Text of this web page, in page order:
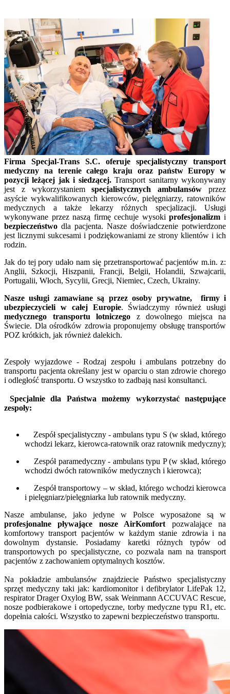
Firma Specjal-Trans S.C. oferuje specjalistyczny transport
medyczny na terenie całego kraju oraz państw Europy w
pozycji leżącej jak i siedzącej.Transport sanitarny wykonywany
jest z wykorzystaniemspecjalistycznych ambulansów przez
asyście wykwalifikowanych kierowców, pielęgniarzy, ratowników
medycznych a także lekarzy różnych specjalizacji. Usługi
wykonywane przez naszą firmę cechuje wysoki profesjonalizm i
bezpieczeństwo dla pacjenta. Nasze doświadczenie potwierdzone
jest licznymi sukcesami i podziękowaniami ze strony klientów i ich
rodzin.
Jak do tej pory udało nam się przetransportować pacjentów m.in. z:
Anglii, Szkocji, Hiszpanii, Francji, Belgii, Holandii, Szwajcarii,
Portugalii, Włoch, Sycylii, Grecji, Niemiec, Czech, Ukrainy.
Nasze usługi zamawiane są przez osoby prywatne, firmy i
ubezpieczycieli w całej Europie. Świadczymy również usługi
medycznego
transportu lotniczego z dowolnego miejsca na
Świecie. Dla ośrodków zdrowia proponujemy obsługę transportów
POZ krótkich, jak również dalekich.
Zespoły wyjazdowe - Rodzaj zespołu i ambulans potrzebny do
transportu pacjenta określany jest w oparciu o stan zdrowie chorego
i odległość transportu. O wszystko to zadbają nasi konsultanci.
Specjalnie dla Państwa możemy wykorzystać następujące
zespoły:
Zespół specjalistyczny - ambulans typu S (w skład, którego
wchodzi lekarz, kierowca-ratownik oraz ratownik medyczny);
Zespół paramedyczny - ambulans typu P (w skład, którego
wchodzi dwóch ratowników medycznych i kierowca);
Zespół transportowy – w skład, którego wchodzi kierowca
i pielęgniarz/pielęgniarka lub ratownik medyczny.
Nasze ambulanse, jako jedyne w Polsce wyposażone są w
profesjonalne pływające nosze AirKomfort pozwalające na
komfortowy transport pacjentów w każdym stanie zdrowia i na
dowolnym dystansie. Posiadamy karetki różnych typów od
transportowych po specjalistyczne, co pozwala nam na transport
pacjentów z zachowaniem optymalnych kosztów.
Na pokładzie ambulansów znajdziecie Państwo specjalistyczny
sprzęt medyczny taki jak: kardiomonitor i defibrylator LifePak 12,
respirator Drager Oxylog BW, ssak Weinmann ACCUVAC Rescue,
nosze podbierakowe i ortopedyczne, torby medyczne typu R1, etc.
dopełnia całości. Wszystko to zapewni bezpieczeństwo transportu.